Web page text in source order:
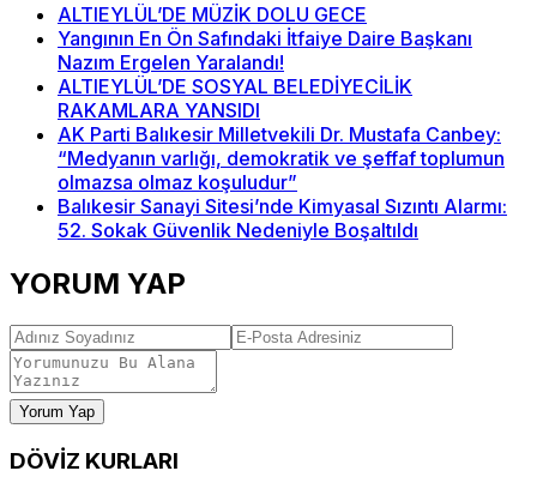
ALTIEYLÜL’DE MÜZİK DOLU GECE
Yangının En Ön Safındaki İtfaiye Daire Başkanı
Nazım Ergelen Yaralandı!
ALTIEYLÜL’DE SOSYAL BELEDİYECİLİK
RAKAMLARA YANSIDI
AK Parti Balıkesir Milletvekili Dr. Mustafa Canbey:
“Medyanın varlığı, demokratik ve şeffaf toplumun
olmazsa olmaz koşuludur”
Balıkesir Sanayi Sitesi’nde Kimyasal Sızıntı Alarmı:
52. Sokak Güvenlik Nedeniyle Boşaltıldı
YORUM YAP
Yorum Yap
DÖVİZ KURLARI